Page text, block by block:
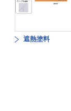
遮熱塗料